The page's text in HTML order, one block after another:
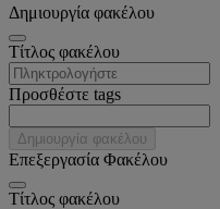
Δημιουργία φακέλου
Tίτλος φακέλου
Προσθέστε tags
Δημιουργία φακέλου
Επεξεργασία Φακέλου
Tίτλος φακέλου